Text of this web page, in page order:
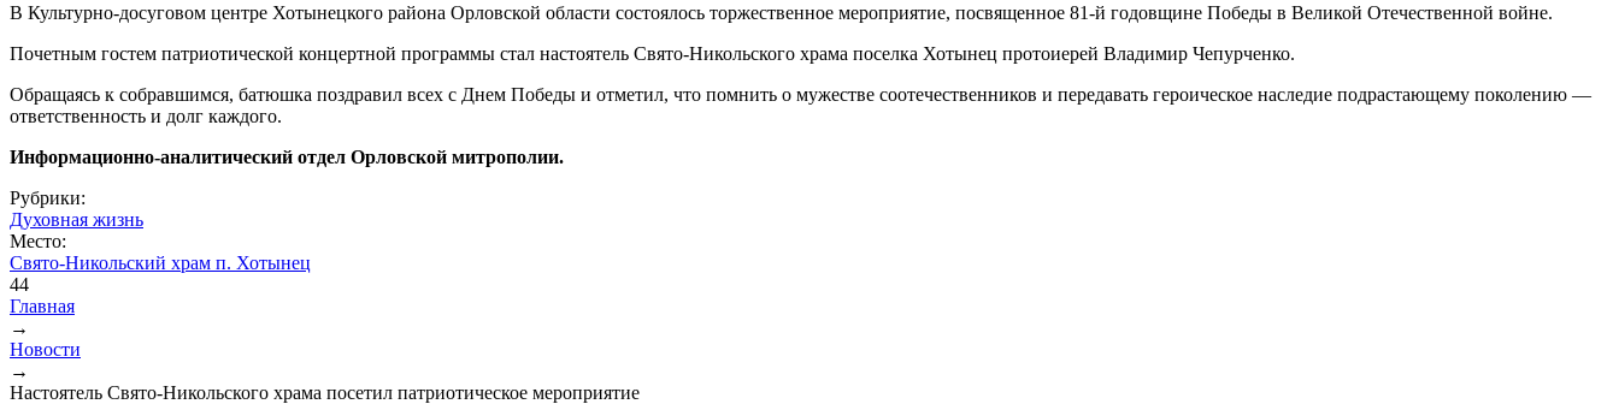
В Культурно-досуговом центре Хотынецкого района Орловской области состоялось торжественное мероприятие, посвященное 81-й годовщине Победы в Великой Отечественной войне.
Почетным гостем патриотической концертной программы стал настоятель Свято-Никольского храма поселка Хотынец протоиерей Владимир Чепурченко.
Обращаясь к собравшимся, батюшка поздравил всех с Днем Победы и отметил, что помнить о мужестве соотечественников и передавать героическое наследие подрастающему поколению —
ответственность и долг каждого.
Информационно-аналитический отдел Орловской митрополии.
Рубрики:
Духовная жизнь
Место:
Свято-Никольский храм п. Хотынец
44
Вы здесь
Главная
→
Новости
→
Настоятель Свято-Никольского храма посетил патриотическое мероприятие